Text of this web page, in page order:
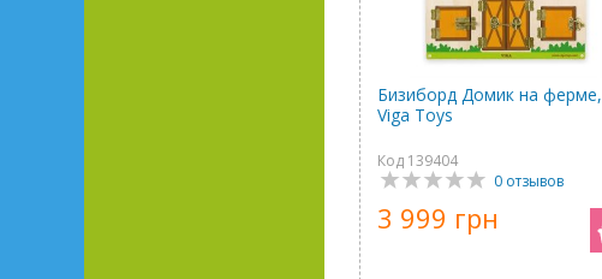
Бизиборд Домик на ферме,
Viga Toys
Код 139404
0 отзывов
3 999 грн